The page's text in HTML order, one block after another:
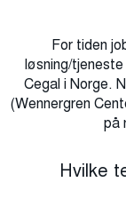
For tiden
løsning/
Cegal i Norge.
(Wennergren
på
Hvilke